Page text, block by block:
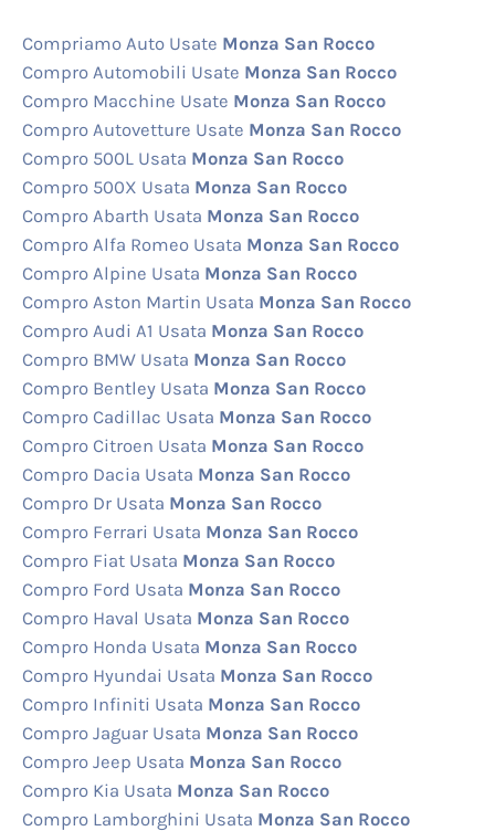
Compriamo Auto Usate Monza San Rocco
Compro Automobili Usate Monza San Rocco
Compro Macchine Usate Monza San Rocco
Compro Autovetture Usate Monza San Rocco
Compro 500L Usata Monza San Rocco
Compro 500X Usata Monza San Rocco
Compro Abarth Usata Monza San Rocco
Compro Alfa Romeo Usata Monza San Rocco
Compro Alpine Usata Monza San Rocco
Compro Aston Martin Usata Monza San Rocco
Compro Audi A1 Usata Monza San Rocco
Compro BMW Usata Monza San Rocco
Compro Bentley Usata Monza San Rocco
Compro Cadillac Usata Monza San Rocco
Compro Citroen Usata Monza San Rocco
Compro Dacia Usata Monza San Rocco
Compro Dr Usata Monza San Rocco
Compro Ferrari Usata Monza San Rocco
Compro Fiat Usata Monza San Rocco
Compro Ford Usata Monza San Rocco
Compro Haval Usata Monza San Rocco
Compro Honda Usata Monza San Rocco
Compro Hyundai Usata Monza San Rocco
Compro Infiniti Usata Monza San Rocco
Compro Jaguar Usata Monza San Rocco
Compro Jeep Usata Monza San Rocco
Compro Kia Usata Monza San Rocco
Compro Lamborghini Usata Monza San Rocco